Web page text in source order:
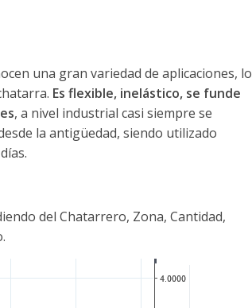
una gran variedad de aplicaciones, lo
Es flexible, inelástico, se funde
, a nivel industrial casi siempre se
la antigüedad, siendo utilizado
del Chatarrero, Zona, Cantidad,